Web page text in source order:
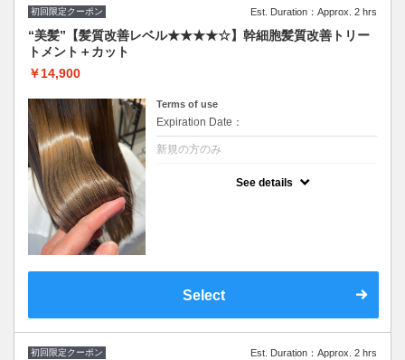
※施術時間はあくまで目安時間となりますの
で余裕を持ったご予約をお願い致します。
初回限定クーポン Est. Duration：Approx. 2 hrs
“美髪”【髪質改善レベル★★★★☆】幹細胞髪質改善トリー
トメント＋カット
￥14,900
Terms of use
Expiration Date：
新規の方のみ
See details
Select
初回限定クーポン Est. Duration：Approx. 2 hrs